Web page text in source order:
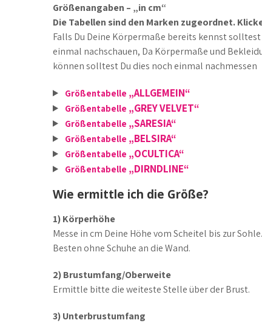
Größenangaben – „in cm“
Die Tabellen sind den Marken zugeordnet.
Falls Du Deine Körpermaße bereits kennst
einmal nachschauen, Da Körpermaße und
können solltest Du dies noch einmal nachmessen
Größentabelle „ALLGEMEIN“
Größentabelle „GREY VELVET“
Größentabelle „SARESIA“
Größentabelle „BELSIRA“
Größentabelle „OCULTICA“
Größentabelle „DIRNDLINE“
Wie ermittle ich die Größe?
1) Körperhöhe
Messe in cm Deine Höhe vom Scheitel bis zur
Besten ohne Schuhe an die Wand.
2) Brustumfang/Oberweite
Ermittle bitte die weiteste Stelle über der Brust.
3) Unterbrustumfang